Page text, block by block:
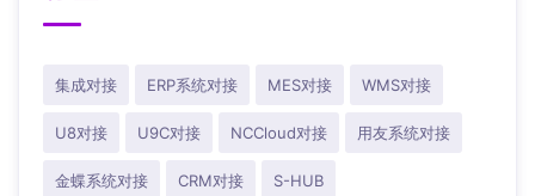
集成对接 ERP系统对接 MES对接 WMS对接
U8对接 U9C对接 NCCloud对接 用友系统对接
金蝶系统对接 CRM对接 S-HUB